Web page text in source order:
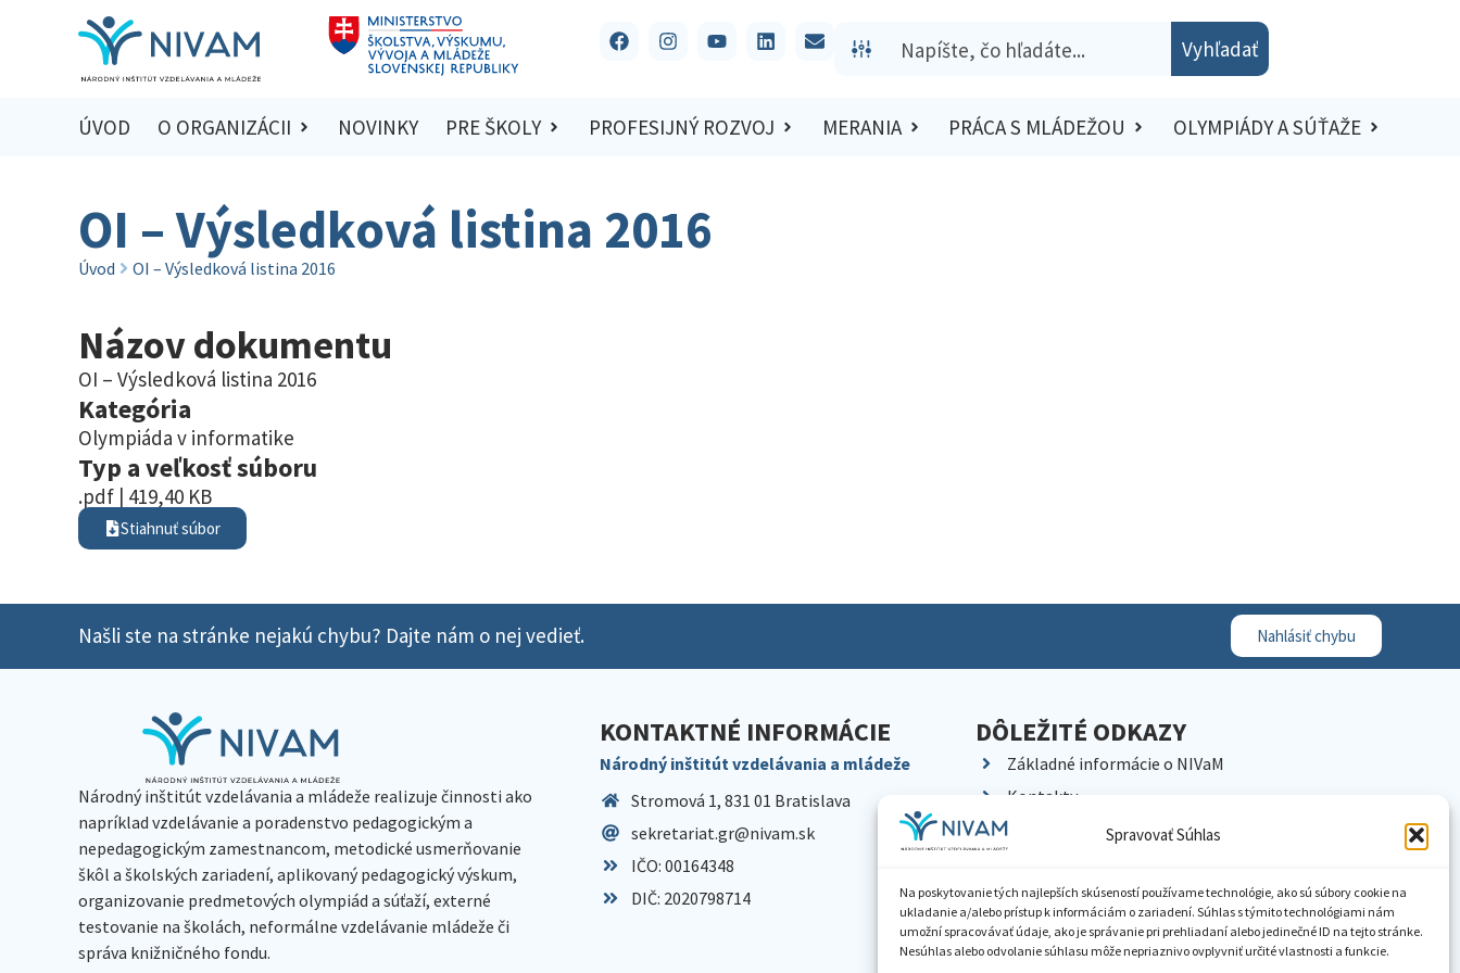
Spravovať Súhlas
Na poskytovanie tých najlepších skúseností používame technológie, ako sú súbory cookie na
ukladanie a/alebo prístup k informáciám o zariadení. Súhlas s týmito technológiami nám
umožní spracovávať údaje, ako je správanie pri prehliadaní alebo jedinečné ID na tejto stránke.
Nesúhlas alebo odvolanie súhlasu môže nepriaznivo ovplyvniť určité vlastnosti a funkcie.
Vyhľadať
ÚVOD O ORGANIZÁCII NOVINKY PRE ŠKOLY PROFESIJNÝ ROZVOJ MERANIA PRÁCA S MLÁDEŽOU OLYMPIÁDY A SÚŤAŽE
OI – Výsledková listina 2016
Úvod OI – Výsledková listina 2016
Názov dokumentu
OI – Výsledková listina 2016
Kategória
Olympiáda v informatike
Typ a veľkosť súboru
.pdf | 419,40 KB
Stiahnuť súbor
Našli ste na stránke nejakú chybu? Dajte nám o nej vedieť. Nahlásiť chybu
Národný inštitút vzdelávania a mládeže realizuje činnosti ako
napríklad vzdelávanie a poradenstvo pedagogickým a
nepedagogickým zamestnancom, metodické usmerňovanie
škôl a školských zariadení, aplikovaný pedagogický výskum,
organizovanie predmetových olympiád a súťaží, externé
testovanie na školách, neformálne vzdelávanie mládeže či
správa knižničného fondu.
KONTAKTNÉ INFORMÁCIE
Národný inštitút vzdelávania a mládeže
Stromová 1, 831 01 Bratislava
sekretariat.gr@nivam.sk
IČO: 00164348
DIČ: 2020798714
DÔLEŽITÉ ODKAZY
Základné informácie o NIVaM
Kontakty
Kariéra
Pracoviská NIVaM
Dokumenty inštitúcie
Knižnica